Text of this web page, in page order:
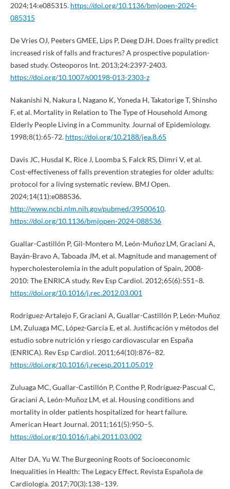
2024;14:e085315. https://doi.org/10.1136/bmjopen-2024-
085315
De Vries OJ, Peeters GMEE, Lips P, Deeg DJH. Does frailty predict
increased risk of falls and fractures? A prospective population-
based study. Osteoporos Int. 2013;24:2397-2403.
https://doi.org/10.1007/s00198-013-2303-z
Nakanishi N, Nakura I, Nagano K, Yoneda H, Takatorige T, Shinsho
F, et al. Mortality in Relation to The Type of Household Among
Elderly People Living in a Community. Journal of Epidemiology.
1998;8(1):65-72. https://doi.org/10.2188/jea.8.65
Davis JC, Husdal K, Rice J, Loomba S, Falck RS, Dimri V, et al.
Cost-effectiveness of falls prevention strategies for older adults:
protocol for a living systematic review. BMJ Open.
2024;14(11):e088536.
http://www.ncbi.nlm.nih.gov/pubmed/39500610.
https://doi.org/10.1136/bmjopen-2024-088536
Guallar-Castillón P, Gil-Montero M, León-Muñoz LM, Graciani A,
Bayán-Bravo A, Taboada JM, et al. Magnitude and management of
hypercholesterolemia in the adult population of Spain, 2008-
2010: The ENRICA study. Rev Esp Cardiol. 2012;65(6):551–8.
https://doi.org/10.1016/j.rec.2012.03.001
Rodríguez-Artalejo F, Graciani A, Guallar-Castillón P, León-Muñoz
LM, Zuluaga MC, López-García E, et al. Justificación y métodos del
estudio sobre nutrición y riesgo cardiovascular en España
(ENRICA). Rev Esp Cardiol. 2011;64(10):876–82.
https://doi.org/10.1016/j.recesp.2011.05.019
Zuluaga MC, Guallar-Castillón P, Conthe P, Rodríguez-Pascual C,
Graciani A, León-Muñoz LM, et al. Housing conditions and
mortality in older patients hospitalized for heart failure.
American Heart Journal. 2011;161(5):950–5.
https://doi.org/10.1016/j.ahj.2011.03.002
Alter DA, Yu W. The Burgeoning Roots of Socioeconomic
Inequalities in Health: The Legacy Effect. Revista Española de
Cardiología. 2017;70(3):138–139.